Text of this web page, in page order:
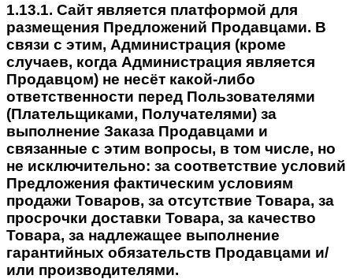
1.13.1. Сайт является платформой для
размещения Предложений Продавцами. В
связи с этим, Администрация (кроме
случаев, когда Администрация является
Продавцом) не несёт какой-либо
ответственности перед Пользователями
(Плательщиками, Получателями) за
выполнение Заказа Продавцами и
связанные с этим вопросы, в том числе, но
не исключительно: за соответствие условий
Предложения фактическим условиям
продажи Товаров, за отсутствие Товара, за
просрочки доставки Товара, за качество
Товара, за надлежащее выполнение
гарантийных обязательств Продавцами и/
или производителями.